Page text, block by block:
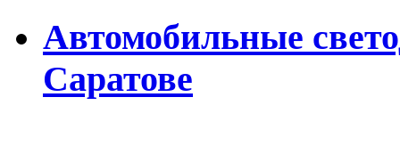
Автомобильные
Саратове